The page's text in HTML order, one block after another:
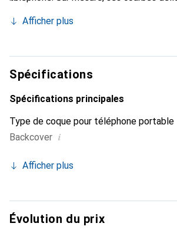
chic et indispensable pour votre
de haute qualité et constitue un choix
clientèle exigeante.
Afficher plus
Spécifications
Spécifications principales
Type de coque pour téléphone portable
Backcover i
Afficher plus
Évolution du prix